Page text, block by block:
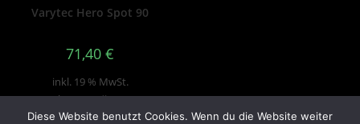
Varytec Hero Spot 90
71,40 €
inkl. 19 % MwSt.
zzgl.Versandkosten
Produkt enthält: 2Stk.
Diese Website benutzt Cookies. Wenn du die Website weiter